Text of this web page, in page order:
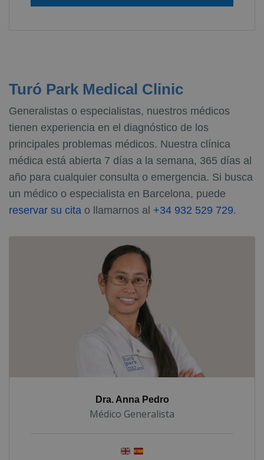
Turó Park Medical Clinic
Generalistas o especialistas, nuestros médicos
tienen experiencia en el diagnóstico de los
principales problemas médicos. Nuestra clínica
médica está abierta 7 días a la semana, 365 días al
año para cualquier consulta o emergencia. Si busca
un médico o especialista en Barcelona, puede
reservar su cita o llamarnos al +34 932 529 729.
Dra. Anna Pedro
Médico Generalista